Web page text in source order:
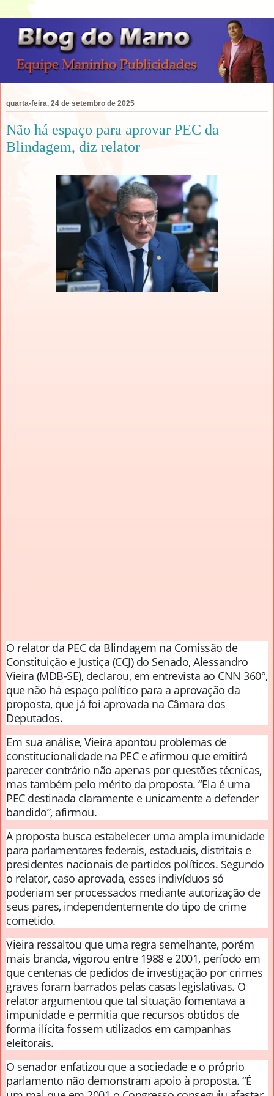
quarta-feira, 24 de setembro de 2025
Não há espaço para aprovar PEC da
Blindagem, diz relator
O relator da PEC da Blindagem na Comissão de
Constituição e Justiça (CCJ) do Senado, Alessandro
Vieira (MDB-SE), declarou, em entrevista ao CNN 360°,
que não há espaço político para a aprovação da
proposta, que já foi aprovada na Câmara dos
Deputados.
Em sua análise, Vieira apontou problemas de
constitucionalidade na PEC e afirmou que emitirá
parecer contrário não apenas por questões técnicas,
mas também pelo mérito da proposta. “Ela é uma
PEC destinada claramente e unicamente a defender
bandido”, afirmou.
A proposta busca estabelecer uma ampla imunidade
para parlamentares federais, estaduais, distritais e
presidentes nacionais de partidos políticos. Segundo
o relator, caso aprovada, esses indivíduos só
poderiam ser processados mediante autorização de
seus pares, independentemente do tipo de crime
cometido.
Vieira ressaltou que uma regra semelhante, porém
mais branda, vigorou entre 1988 e 2001, período em
que centenas de pedidos de investigação por crimes
graves foram barrados pelas casas legislativas. O
relator argumentou que tal situação fomentava a
impunidade e permitia que recursos obtidos de
forma ilícita fossem utilizados em campanhas
eleitorais.
O senador enfatizou que a sociedade e o próprio
parlamento não demonstram apoio à proposta. “É